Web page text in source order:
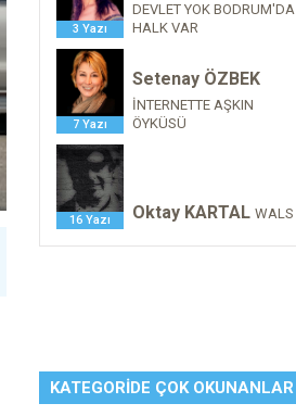
3 Yazı
DEVLET YOK BODRUM'DA
HALK VAR
7 Yazı
Setenay ÖZBEK
İNTERNETTE AŞKIN
ÖYKÜSÜ
16 Yazı Oktay KARTAL WALS
KATEGORIDE ÇOK OKUNANLAR